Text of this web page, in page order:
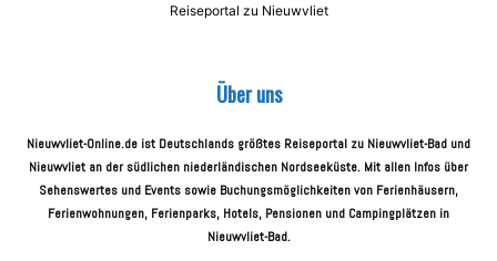
Über uns
Nieuwvliet-Online.de ist Deutschlands größtes Reiseportal zu Nieuwvliet-Bad und
Nieuwvliet an der südlichen niederländischen Nordseeküste. Mit allen Infos über
Sehenswertes und Events sowie Buchungsmöglichkeiten von Ferienhäusern,
Ferienwohnungen, Ferienparks, Hotels, Pensionen und Campingplätzen in
Nieuwvliet-Bad.